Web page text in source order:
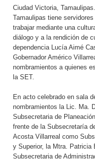
Ciudad Victoria,
Tamaulipas tiene
trabajar mediante una
diálogo y a la rendición de
dependencia Lucía Aimé
Gobernador Américo
nombramientos a quienes
la SET.
En acto celebrado en sala
nombramientos la Lic. Ma.
Subsecretaria de
frente de la Subsecretaría
Acosta Villarreal como
y Superior, la Mtra. Patricia
Subsecretaria de